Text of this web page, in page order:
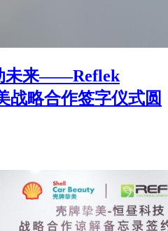
未来——Reflek
战略合作签字仪式圆